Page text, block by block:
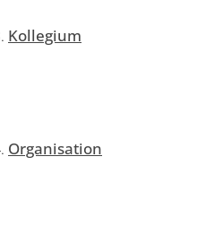
Kollegium
Organisation